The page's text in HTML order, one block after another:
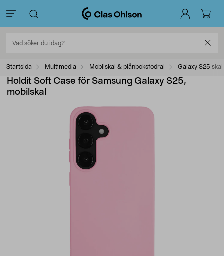
Startsida Multimedia Mobilskal & plånboksfodral Galaxy S25 skal
Holdit Soft Case för Samsung Galaxy S25,
mobilskal